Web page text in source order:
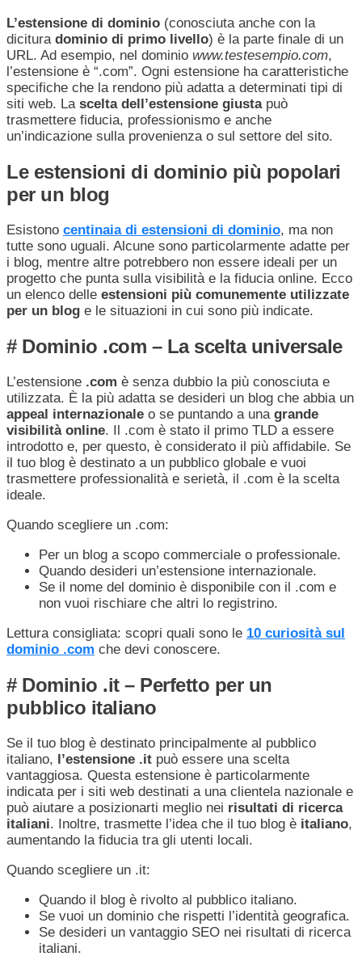
L’estensione di dominio (conosciuta anche con la
dicitura dominio di primo livello) è la parte finale di un
URL. Ad esempio, nel dominio www.testesempio.com,
l’estensione è “.com”. Ogni estensione ha caratteristiche
specifiche che la rendono più adatta a determinati tipi di
siti web. La scelta dell’estensione giustapuò
trasmettere fiducia, professionismo e anche
un’indicazione sulla provenienza o sul settore del sito.
Le estensioni di dominio più popolari
per un blog
Esistono centinaia di estensioni di dominio, ma non
tutte sono uguali. Alcune sono particolarmente adatte per
i blog, mentre altre potrebbero non essere ideali per un
progetto che punta sulla visibilità e la fiducia online. Ecco
un elenco delle estensioni più comunemente utilizzate
per un blog e le situazioni in cui sono più indicate.
# Dominio .com – La scelta universale
L’estensione .com è senza dubbio la più conosciuta e
utilizzata. È la più adatta se desideri un blog che abbia un
appeal internazionale o se puntando a una grande
visibilità online. Il .com è stato il primo TLD a essere
introdotto e, per questo, è considerato il più affidabile. Se
il tuo blog è destinato a un pubblico globale e vuoi
trasmettere professionalità e serietà, il .com è la scelta
ideale.
Quando scegliere un .com:
Per un blog a scopo commerciale o professionale.
Quando desideri un’estensione internazionale.
Se il nome del dominio è disponibile con il .com e
non vuoi rischiare che altri lo registrino.
Lettura consigliata: scopri quali sono le 10 curiosità sul
dominio .com che devi conoscere.
# Dominio .it – Perfetto per un
pubblico italiano
Se il tuo blog è destinato principalmente al pubblico
italiano, l’estensione .it può essere una scelta
vantaggiosa. Questa estensione è particolarmente
indicata per i siti web destinati a una clientela nazionale e
può aiutare a posizionarti meglio nei risultati di ricerca
italiani. Inoltre, trasmette l’idea che il tuo blog è italiano,
aumentando la fiducia tra gli utenti locali.
Quando scegliere un .it:
Quando il blog è rivolto al pubblico italiano.
Se vuoi un dominio che rispetti l’identità geografica.
Se desideri un vantaggio SEO nei risultati di ricerca
italiani.